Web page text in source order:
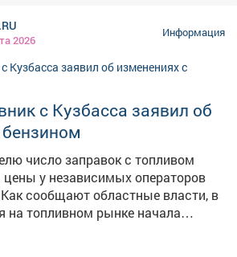
эвакуировались через три
самостоятельно; 🔹 Сразу
указания взрослых; 🔹 И
проходят у нас
экстренной ситуации (тьфу-тьфу-
как сохранить жизнь и здоровье.
всего! 💪 #Лагерь
#ТренировкаМЧС
2026
Информация
с Кузбасса заявил об
число заправок с топливом
цены у независимых операторов
на топливном рынке начала
По их данным, за неделю
которых есть топливо, выросло на